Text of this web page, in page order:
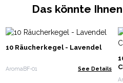
Das könnte
10 Räucherkegel - Lavendel
AromaBF-01 See Details